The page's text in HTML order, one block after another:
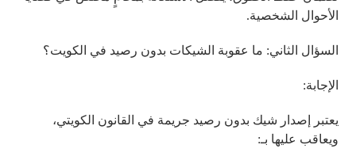
الأحوال الشخصية.
السؤال الثاني: ما عقوبة الشيكات بدون رصيد في الكويت؟
الإجابة:
يعتبر إصدار شيك بدون رصيد جريمة في القانون الكويتي،
ويعاقب عليها بـ: